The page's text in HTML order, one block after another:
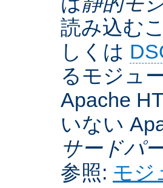
読み込む
しくは
るモジュ
Apache
いない
サードパ
参照: モジ